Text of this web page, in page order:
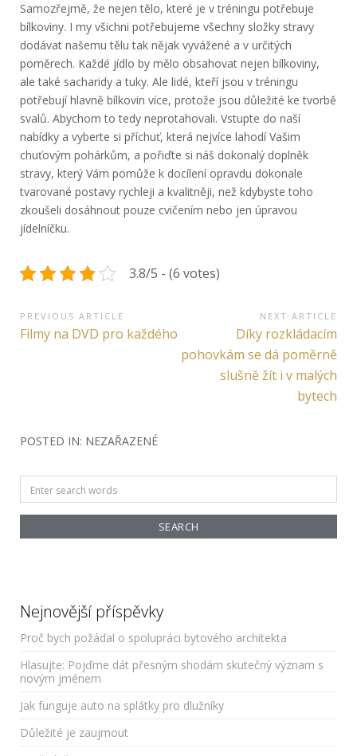
Samozřejmě, že nejen tělo, které je v tréningu potřebuje
bílkoviny. I my všichni potřebujeme všechny složky stravy
dodávat našemu tělu tak nějak vyvážené a v určitých
poměrech. Každé jídlo by mělo obsahovat nejen bílkoviny,
ale také sacharidy a tuky. Ale lidé, kteří jsou v tréningu
potřebují hlavně bílkovin více, protože jsou důležité ke tvorbě
svalů. Abychom to tedy neprotahovali. Vstupte do naší
nabídky a vyberte si příchuť, která nejvíce lahodí Vašim
chuťovým pohárkům, a pořiďte si náš dokonalý doplněk
stravy, který Vám pomůže k docílení opravdu dokonale
tvarované postavy rychleji a kvalitněji, než kdybyste toho
zkoušeli dosáhnout pouze cvičením nebo jen úpravou
jídelníčku.
3.8/5 - (6 votes)
Navigace
pro
PREVIOUS ARTICLE
Previous
Filmy na DVD pro každého
NEXT ARTICLE
Next
Article:
Díky rozkládacím
pohovkám se dá poměrně
slušně žít i v malých
bytech
POSTED IN: NEZAŘAZENÉ
Search
for:
Nejnovější příspěvky
Proč bych požádal o spolupráci bytového architekta
Hlasujte: Pojďme dát přesným shodám skutečný význam s
novým jménem
Jak funguje auto na splátky pro dlužníky
Důležité je zaujmout